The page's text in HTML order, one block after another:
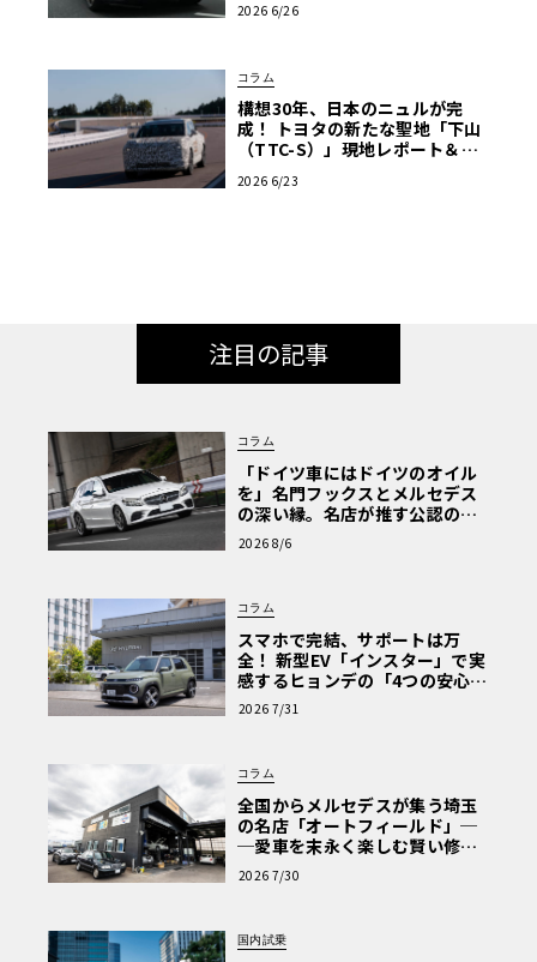
コベイワセテ 番外編】
2026 6/26
コラム
構想30年、日本のニュルが完
成！ トヨタの新たな聖地「下山
（TTC-S）」現地レポート＆新
2026 6/23
注目の記事
コラム
「ドイツ車にはドイツのオイル
を」名門フックスとメルセデス
の深い縁。名店が推す公認の安
心と、Cクラスで味わうシルキー
な走り〈PR〉
2026 8/6
コラム
スマホで完結、サポートは万
全！ 新型EV「インスター」で実
感するヒョンデの「4つの安心」
【第1回・ヒョンデ6つの疑問：
Why? Hyundai?】〈PR〉
2026 7/31
コラム
全国からメルセデスが集う埼玉
の名店「オートフィールド」─
─愛車を末永く楽しむ賢い修理
術と、プロがフックス製オイル
を選ぶ理由〈PR〉
2026 7/30
国内試乗